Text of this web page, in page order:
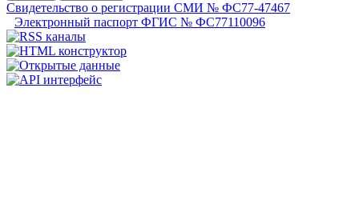
Свидетельство о регистрации СМИ № ФС77-47467
Электронный паспорт ФГИС № ФС77110096